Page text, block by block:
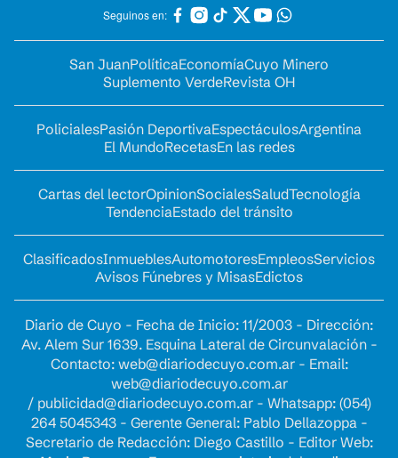
Seguinos en:
San JuanPolíticaEconomíaCuyo Minero
Suplemento VerdeRevista OH
PolicialesPasión DeportivaEspectáculosArgentina
El MundoRecetasEn las redes
Cartas del lectorOpinionSocialesSaludTecnología
TendenciaEstado del tránsito
ClasificadosInmueblesAutomotoresEmpleosServicios
Avisos Fúnebres y MisasEdictos
Diario de Cuyo - Fecha de Inicio: 11/2003 - Dirección:
Av. Alem Sur 1639. Esquina Lateral de Circunvalación -
Contacto: web@diariodecuyo.com.ar- Email:
web@diariodecuyo.com.ar
/ publicidad@diariodecuyo.com.ar- Whatsapp: (054)
264 5045343 - Gerente General: Pablo Dellazoppa -
Secretario de Redacción: Diego Castillo - Editor Web: